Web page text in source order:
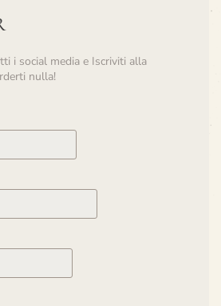
i social media e Iscriviti alla
nulla!